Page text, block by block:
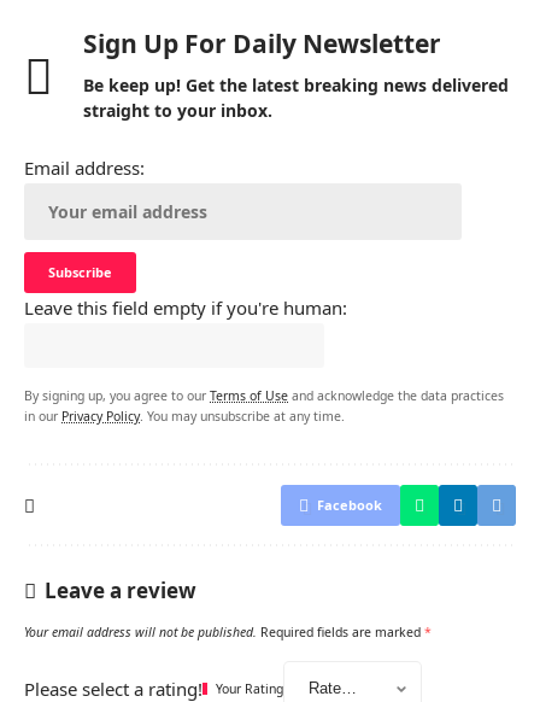
Sign Up For Daily Newsletter
Be keep up! Get the latest breaking news delivered
straight to your inbox.
Email address:
Leave this field empty if you're human:
By signing up, you agree to our Terms of Use and acknowledge the data practices
in our Privacy Policy. You may unsubscribe at any time.
Facebook
Leave a review
Your email address will not be published. Required fields are marked *
Please select a rating! Your Rating